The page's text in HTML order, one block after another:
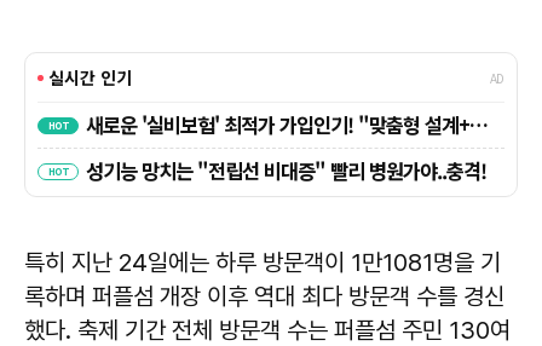
특히 지난 24일에는 하루 방문객이 1만1081명을 기
록하며 퍼플섬 개장 이후 역대 최다 방문객 수를 경신
했다. 축제 기간 전체 방문객 수는 퍼플섬 주민 130여